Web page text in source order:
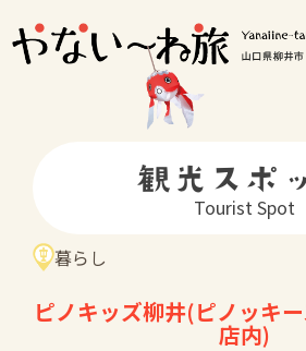
観光スポ
Tourist Spot
暮らし
ピノキッズ柳井(ピノッキ
店内)